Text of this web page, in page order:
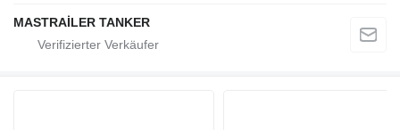
MASTRAİLER TANKER